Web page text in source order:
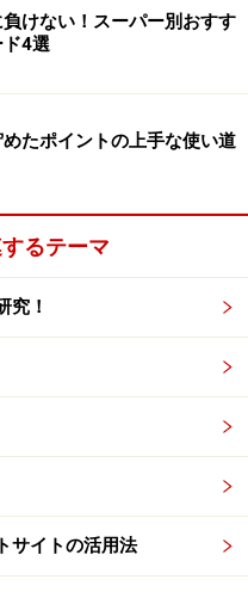
）などは古き
しくアンケートオンリ
わせないみたいな堅い人
（2円）を500回こなせ
っとした副業という感
けない！スーパー別おすす
4選
たポイントの上手な使い道
るテーマ
究！
サイトの活用法